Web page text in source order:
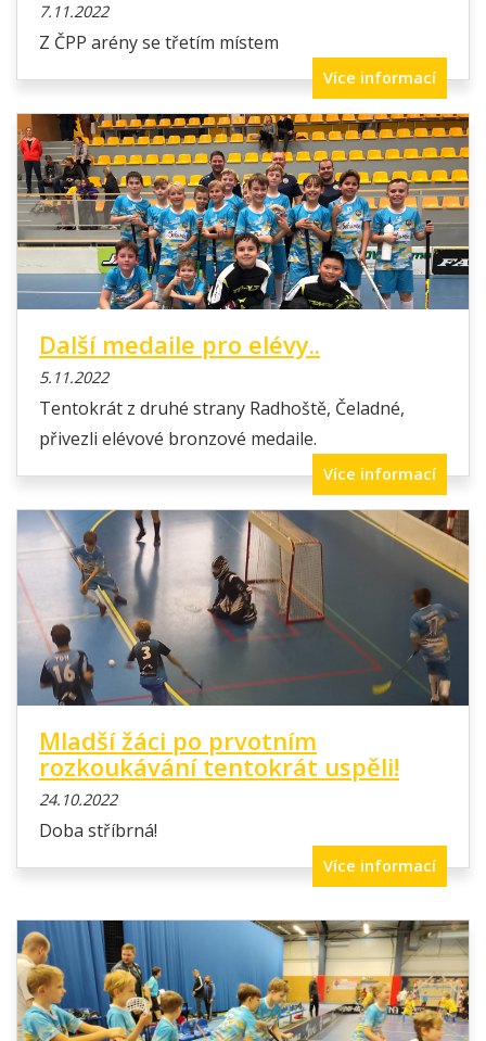
7.11.2022
Z ČPP arény se třetím místem
Více informací
Další medaile pro elévy..
5.11.2022
Tentokrát z druhé strany Radhoště, Čeladné,
přivezli elévové bronzové medaile.
Více informací
Mladší žáci po prvotním
rozkoukávání tentokrát uspěli!
24.10.2022
Doba stříbrná!
Více informací